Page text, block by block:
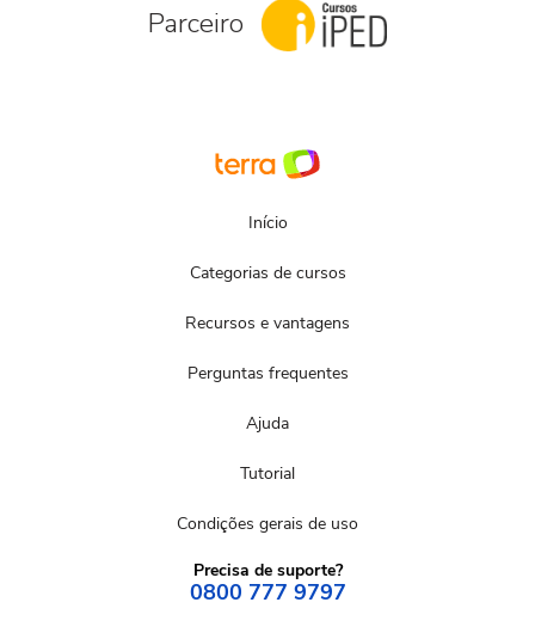
Parceiro
Início
Categorias de cursos
Recursos e vantagens
Perguntas frequentes
Ajuda
Tutorial
Condições gerais de uso
Precisa de suporte?
0800 777 9797